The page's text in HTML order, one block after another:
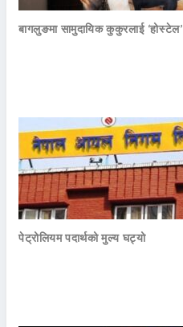
बागलुङमा सामुदायिक कुकुरलाई ‘होस्टेल’
पेट्रोलियम पदार्थको मुल्य घट्यो